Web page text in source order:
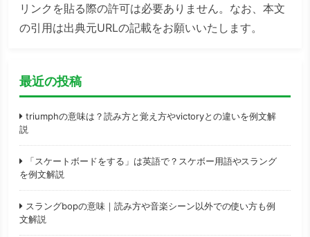
リンクを貼る際の許可は必要ありません。なお、本文
の引用は出典元URLの記載をお願いいたします。
最近の投稿
triumphの意味は？読み方と覚え方やvictoryとの違いを例文解
説
「スケートボードをする」は英語で？スケボー用語やスラング
を例文解説
スラングbopの意味｜読み方や音楽シーン以外での使い方も例
文解説